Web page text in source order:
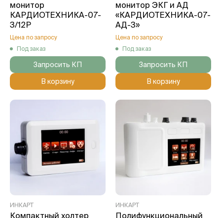
монитор
КАРДИОТЕХНИКА-07-
3/12Р
Цена по запросу
Под заказ
Запросить КП
В корзину
монитор ЭКГ и АД
«КАРДИОТЕХНИКА-07-
АД-3»
Цена по запросу
Под заказ
Запросить КП
В корзину
ИНКАРТ
Компактный холтер
ИНКАРТ
Полифункциональный